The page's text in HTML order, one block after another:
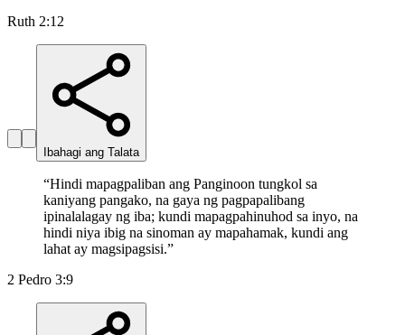
Ruth 2:12
Ibahagi ang Talata
“Hindi mapagpaliban ang Panginoon tungkol sa
kaniyang pangako, na gaya ng pagpapalibang
ipinalalagay ng iba; kundi mapagpahinuhod sa inyo, na
hindi niya ibig na sinoman ay mapahamak, kundi ang
lahat ay magsipagsisi.”
2 Pedro 3:9